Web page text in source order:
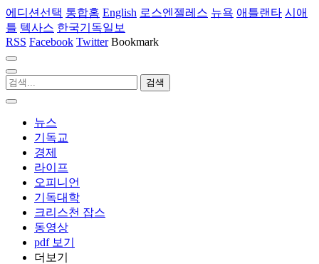
에디션선택 통합홈 English 로스엔젤레스 뉴욕 애틀랜타 시애
틀 텍사스 한국기독일보
RSS Facebook Twitter Bookmark
뉴스
기독교
경제
라이프
오피니언
기독대학
크리스천 잡스
동영상
pdf 보기
더보기